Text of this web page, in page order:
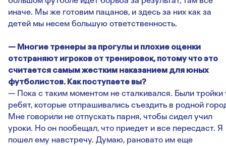
иначе. Мы же готовим пацанов, и здесь за них как за
детей мы несем большую ответственность.
— Многие тренеры за прогулы и плохие оценки
отстраняют игроков от тренировок, потому что это
считается самым жестким наказанием для юных
футболистов. Как поступаете вы?
— Пока с таким моментом не сталкивался. Были тройки
ребят, которые отпрашивались съездить в родной
Мне говорили не отпускать парня, чтобы сидел учил
уроки. Но он пообещал, что приедет и все пересдаст. Я
пошел ему навстречу. Думаю, рановато им еще